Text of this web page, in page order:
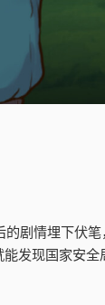
剧情埋下伏
能发现国家安